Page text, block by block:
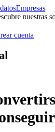
Empresas
nuestras
cuenta